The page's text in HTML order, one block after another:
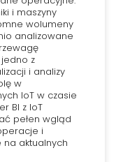
i maszyny
wolumeny
analizowane
jedno z
i analizy
w
IoT w czasie
BI z IoT
pełen wgląd
i
aktualnych